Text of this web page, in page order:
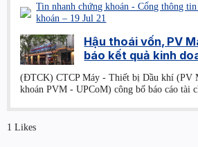
Tin nhanh chứng khoán - Cổng thông
khoán – 19 Jul 21
Hậu thoái vốn, PV
báo kết quả kinh
(ĐTCK) CTCP Máy - Thiết bị Dầu khí (PV
khoán PVM - UPCoM) công bố báo cáo tài
1 Likes